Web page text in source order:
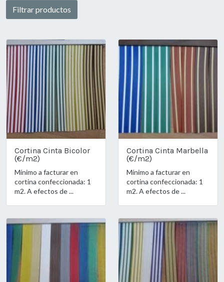
Filtrar productos
Cortina Cinta Bicolor
(€/m2)
Mínimo a facturar en
cortina confeccionada: 1
m2. A efectos de ...
Cortina Cinta Marbella
(€/m2)
Mínimo a facturar en
cortina confeccionada: 1
m2. A efectos de ...